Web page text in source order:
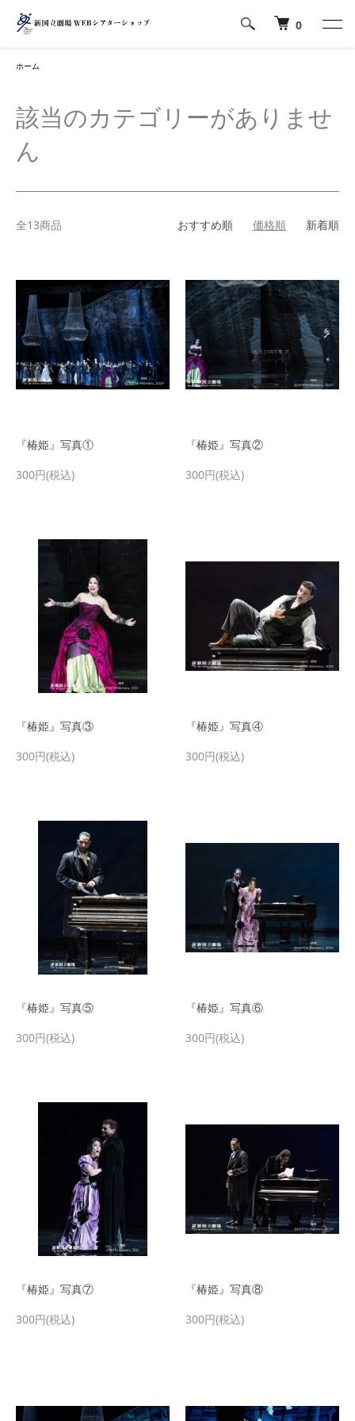
0
ホーム
該当のカテゴリーがありませ
ん
全13商品 おすすめ順 価格順 新着順
『椿姫』写真①
300円(税込)
『椿姫』写真②
300円(税込)
『椿姫』写真③
300円(税込)
『椿姫』写真④
300円(税込)
『椿姫』写真⑤
300円(税込)
『椿姫』写真⑥
300円(税込)
『椿姫』写真⑦
300円(税込)
『椿姫』写真⑧
300円(税込)